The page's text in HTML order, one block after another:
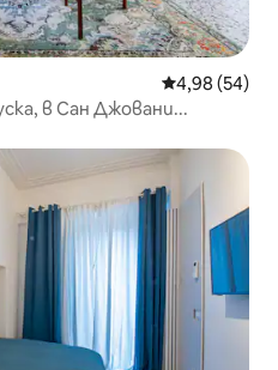
Средна
4,98 (54)
в Сан Джовани...